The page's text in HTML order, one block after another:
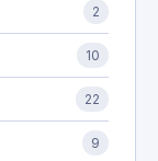
2
10
22
9